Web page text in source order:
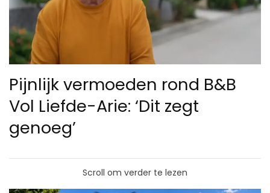
Pijnlijk vermoeden rond B&B
Vol Liefde-Arie: ‘Dit zegt
genoeg’
Scroll om verder te lezen